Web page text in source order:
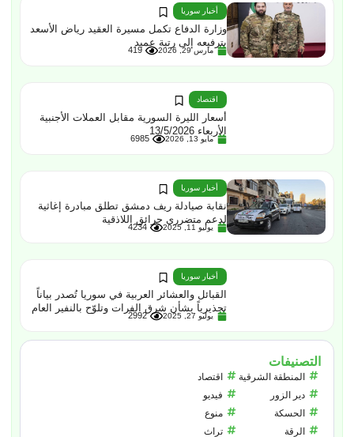
أخبار سوريا
وزارة الدفاع تكمل مسيرة العقيد رياض الأسعد
بترفيعه إلى رتبة عميد
مارس 29, 2026 419
اقتصاد
أسعار الليرة السورية مقابل العملات الأجنبية
الأربعاء 13/5/2026
مايو 13, 2026 6985
أخبار سوريا
نقابة صيادلة ريف دمشق تطلق مبادرة إغاثية
لدعم متضرري حرائق اللاذقية
يوليو 11, 2025 4234
أخبار سوريا
القبائل والعشائر العربية في سوريا تُصدر بياناً
تحذيرياً بشأن شرق الفرات وتلوّح بالنفير العام
يوليو 27, 2025 2992
التصنيفات
المنطقة الشرقية
دير الزور
الحسكة
الرقة
اقتصاد
فيديو
منوع
تراث